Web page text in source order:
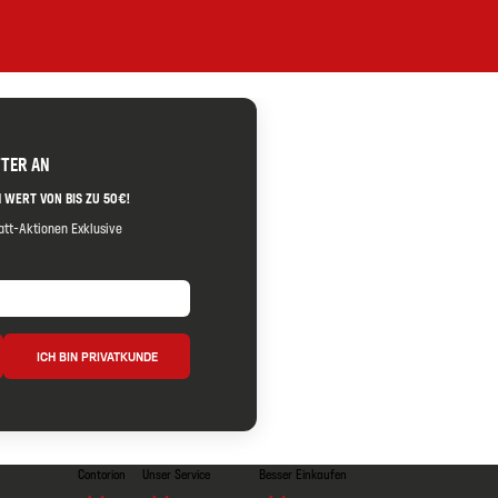
AN
WERT VON BIS ZU 50€!
Aktionen Exklusive
ICH BIN PRIVATKUNDE
Contorion Unser Service Besser Einkaufen